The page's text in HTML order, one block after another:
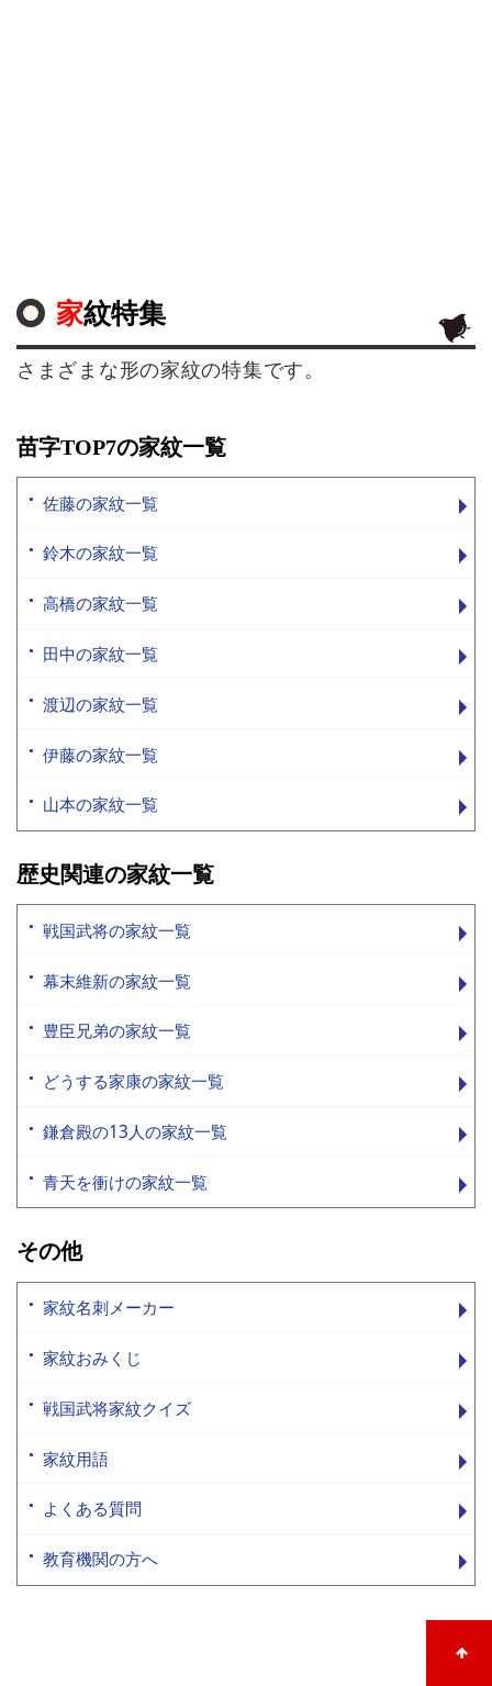
家紋特集
さまざまな形の家紋の特集です。
苗字TOP7の家紋一覧
佐藤の家紋一覧
鈴木の家紋一覧
高橋の家紋一覧
田中の家紋一覧
渡辺の家紋一覧
伊藤の家紋一覧
山本の家紋一覧
歴史関連の家紋一覧
戦国武将の家紋一覧
幕末維新の家紋一覧
豊臣兄弟の家紋一覧
どうする家康の家紋一覧
鎌倉殿の13人の家紋一覧
青天を衝けの家紋一覧
その他
家紋名刺メーカー
家紋おみくじ
戦国武将家紋クイズ
家紋用語
よくある質問
教育機関の方へ